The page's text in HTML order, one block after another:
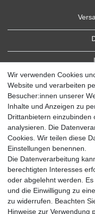
Wir verwenden Cookies
Website und verarbeiten
Besucher:innen unserer
Inhalte und Anzeigen zu
Drittanbietern einzubinden
analysieren. Die
Cookies. Wir teilen diese
Einstellungen benennen.
Die Datenverarbeitung
berechtigten Interesses
oder abgelehnt werden.
und die Einwilligung zu
zu widerrufen. Beachten
Hinweise zur Verwendung